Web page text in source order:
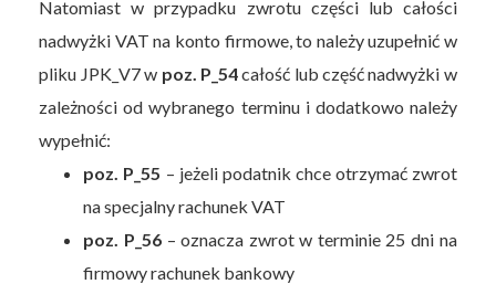
Natomiast w przypadku zwrotu części lub całości
nadwyżki VAT na konto firmowe, to należy uzupełnić w
pliku JPK_V7 w poz. P_54całość lub część nadwyżki w
zależności od wybranego terminu i dodatkowo należy
wypełnić:
poz. P_55 – jeżeli podatnik chce otrzymać zwrot
na specjalny rachunek VAT
poz. P_56 – oznacza zwrot w terminie 25 dni na
firmowy rachunek bankowy